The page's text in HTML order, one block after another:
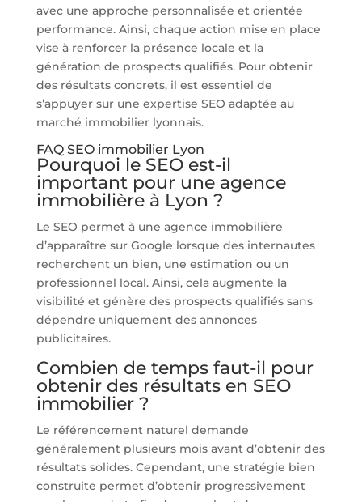
avec une approche personnalisée et orientée
performance. Ainsi, chaque action mise en place
vise à renforcer la présence locale et la
génération de prospects qualifiés. Pour obtenir
des résultats concrets, il est essentiel de
s’appuyer sur une expertise SEO adaptée au
marché immobilier lyonnais.
FAQ SEO immobilier Lyon
Pourquoi le SEO est-il
important pour une agence
immobilière à Lyon ?
Le SEO permet à une agence immobilière
d’apparaître sur Google lorsque des internautes
recherchent un bien, une estimation ou un
professionnel local. Ainsi, cela augmente la
visibilité et génère des prospects qualifiés sans
dépendre uniquement des annonces
publicitaires.
Combien de temps faut-il pour
obtenir des résultats en SEO
immobilier ?
Le référencement naturel demande
généralement plusieurs mois avant d’obtenir des
résultats solides. Cependant, une stratégie bien
construite permet d’obtenir progressivement